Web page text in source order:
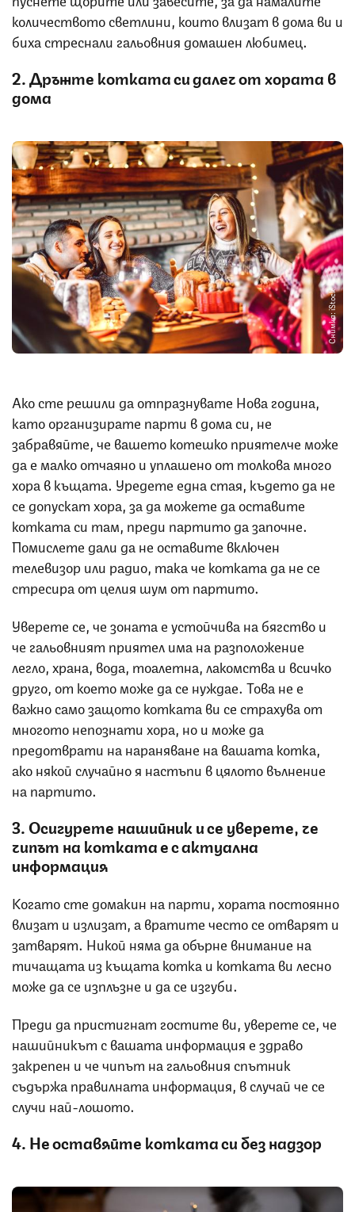
количеството светлини, които влизат в дома ви и
биха стреснали гальовния домашен любимец.
2. Дръжте котката си далеч от хората в
дома
Снимка: iStock
Ако сте решили да отпразнувате Нова година,
като организирате парти в дома си, не
забравяйте, че вашето котешко приятелче може
да е малко отчаяно и уплашено от толкова много
хора в къщата. Уредете една стая, където да не
се допускат хора, за да можете да оставите
котката си там, преди партито да започне.
Помислете дали да не оставите включен
телевизор или радио, така че котката да не се
стресира от целия шум от партито.
Уверете се, че зоната е устойчива на бягство и
че гальовният приятел има на разположение
легло, храна, вода, тоалетна, лакомства и всичко
друго, от което може да се нуждае. Това не е
важно само защото котката ви се страхува от
многото непознати хора, но и може да
предотврати на нараняване на вашата котка,
ако някой случайно я настъпи в цялото вълнение
на партито.
3. Осигурете нашийник и се уверете, че
чипът на котката е с актуална
информация
Когато сте домакин на парти, хората постоянно
влизат и излизат, а вратите често се отварят и
затварят. Никой няма да обърне внимание на
тичащата из къщата котка и котката ви лесно
може да се изплъзне и да се изгуби.
Преди да пристигнат гостите ви, уверете се, че
нашийникът с вашата информация е здраво
закрепен и че чипът на гальовния спътник
съдържа правилната информация, в случай че се
случи най-лошото.
4. Не оставяйте котката си без надзор